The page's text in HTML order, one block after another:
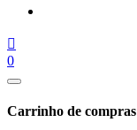

0
Carrinho de compras